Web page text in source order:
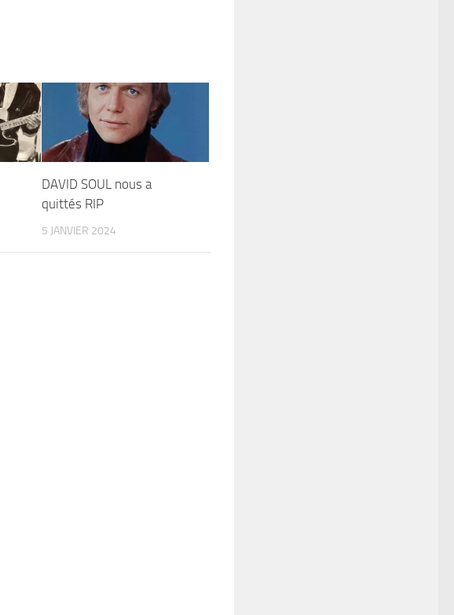
DAVID SOUL nous a
quittés RIP
5 JANVIER 2024